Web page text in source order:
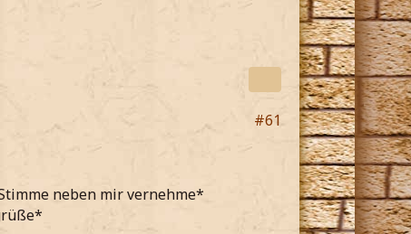
#61
neben mir vernehme*